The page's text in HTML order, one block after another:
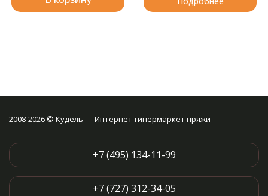
2008-2026 © Кудель — Интернет-гипермаркет пряжи
+7 (495) 134-11-99
+7 (727) 312-34-05